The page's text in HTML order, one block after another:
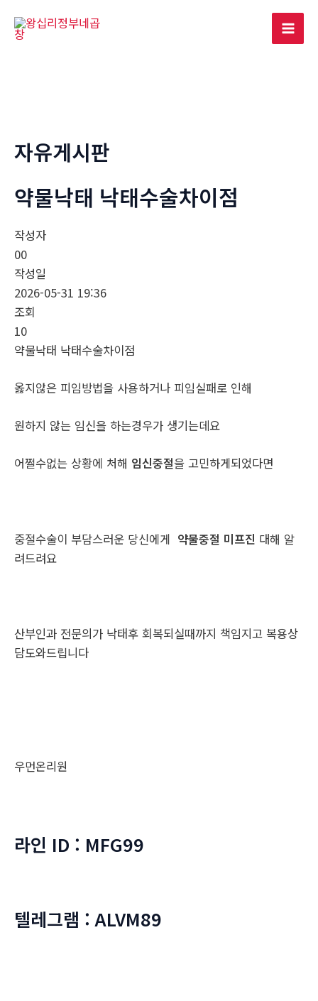
Main
자유게시판
약물낙­태 낙­태수술차이점
작성자
00
작성일
2026-05-31 19:36
조회
10
약물낙­태 낙­태수술차이점
옳지않은 피임방법을 사용하거나 피임실패로 인해
원하지 않는 임신을 하는경우가 생기는데요
어쩔수없는 상황에 처해 임신중절을 고민하게되었다면
중절수술이 부담스러운 당신에게 약물중절 미프진 대해 알
려드려요
산부인과 전문의가 낙태후 회복되실때까지 책임지고 복용상
담도와드립니다
우먼온리원
라인 ID : MFG99
텔레그램 : ALVM89